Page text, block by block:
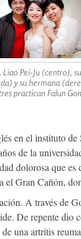
Liao Pei-Ju (centro),
y su hermana
practican Falun
en el instituto
de la
dolorosa que
el Gran Cañón,
A través de
De repente dio
una artritis